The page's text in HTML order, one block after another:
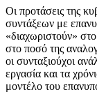
Οι προτάσεις της
συντάξεων με
«διαχωριστούν»
στο ποσό της
οι συνταξιούχοι
εργασία και τα
μοντέλο του